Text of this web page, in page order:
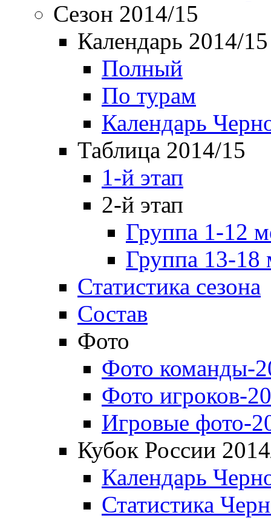
Сезон 2014/15
Календарь 2014/15
Полный
По турам
Календарь
Таблица 2014/15
1-й этап
2-й этап
Группа 1-12
Группа 13-18
Статистика сезона
Состав
Фото
Фото команды-
Фото игроков-
Игровые фото-
Кубок России
Календарь
Статистика